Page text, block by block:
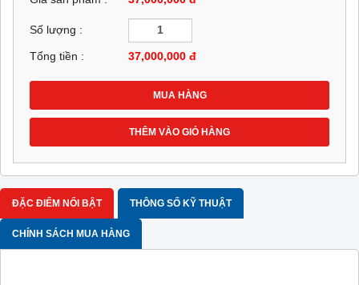
Số lượng :
Tổng tiền : 37,000,000 đ
MUA HÀNG
THÊM VÀO GIỎ HÀNG
ĐẶC ĐIỂM NỔI BẬT THÔNG SỐ KỸ THUẬT
CHÍNH SÁCH MUA HÀNG